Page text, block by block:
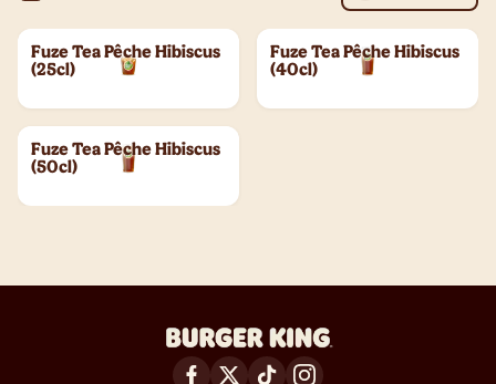
Fuze Tea Pêche Hibiscus
(25cl)
Fuze Tea Pêche Hibiscus
(40cl)
Fuze Tea Pêche Hibiscus
(50cl)